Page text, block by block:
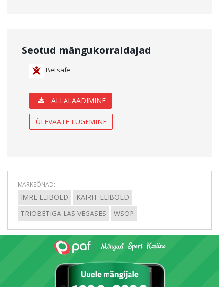
Seotud mängukorraldajad
Betsafe
ALLALAADIMINE
ÜLEVAATE LUGEMINE
MÄRKSÕNAD:
IMRE LEIBOLD
KAIRIT LEIBOLD
TRIOBETIGA LAS VEGASES
WSOP